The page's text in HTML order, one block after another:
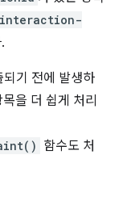
interaction-
되기 전에 발생하
목을 더 쉽게 처리
함수도 처